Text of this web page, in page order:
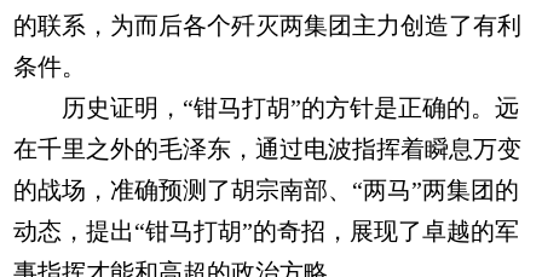
的联系，为而后各个歼灭两集团主力创造了有利
条件。
历史证明，“钳马打胡”的方针是正确的。远
在千里之外的毛泽东，通过电波指挥着瞬息万变
的战场，准确预测了胡宗南部、“两马”两集团的
动态，提出“钳马打胡”的奇招，展现了卓越的军